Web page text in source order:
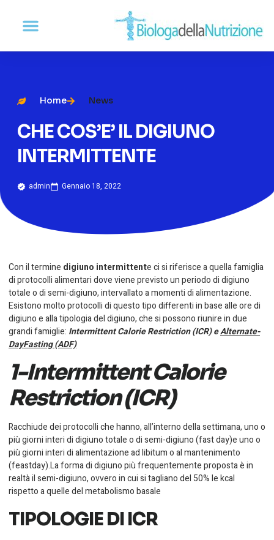
Home News
CHE COS’E’ IL DIGIUNO
INTERMITTENTE
admin Gennaio 18, 2022
Con il termine digiuno intermittente ci si riferisce a quella famiglia
di protocolli alimentari dove viene previsto un periodo di digiuno
totale o di semi-digiuno, intervallato a momenti di alimentazione.
Esistono molto protocolli di questo tipo differenti in base alle ore di
digiuno e alla tipologia del digiuno, che si possono riunire in due
grandi famiglie: Intermittent Calorie Restriction (ICR) eAlternate-
DayFasting (ADF)
1-Intermittent Calorie
Restriction (ICR)
Racchiude dei protocolli che hanno, all’interno della settimana, uno o
più giorni interi di digiuno totale o di semi-digiuno (fast day)e uno o
più giorni interi di alimentazione ad libitum o al mantenimento
(feastday).La forma di digiuno più frequentemente proposta è in
realtà il semi-digiuno, ovvero in cui si tagliano del 50% le kcal
rispetto a quelle del metabolismo basale
TIPOLOGIE DI ICR